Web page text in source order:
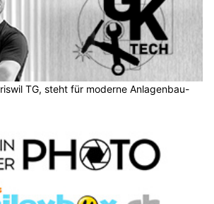
TG, steht für moderne Anlagenbau-